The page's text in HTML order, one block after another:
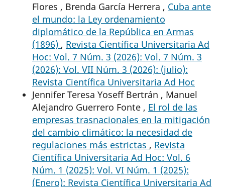
Flores , Brenda García Herrera , Cuba ante
el mundo: la Ley ordenamiento
diplomático de la República en Armas
(1896) , Revista Científica Universitaria Ad
Hoc: Vol. 7 Núm. 3 (2026): Vol. 7 Núm. 3
(2026): Vol. VII Núm. 3 (2026): (julio):
Revista Científica Universitaria Ad Hoc
Jennifer Teresa Yoseff Bertrán , Manuel
Alejandro Guerrero Fonte , El rol de las
empresas trasnacionales en la mitigación
del cambio climático: la necesidad de
regulaciones más estrictas , Revista
Científica Universitaria Ad Hoc: Vol. 6
Núm. 1 (2025): Vol. VI Núm. 1 (2025):
(Enero): Revista Científica Universitaria Ad